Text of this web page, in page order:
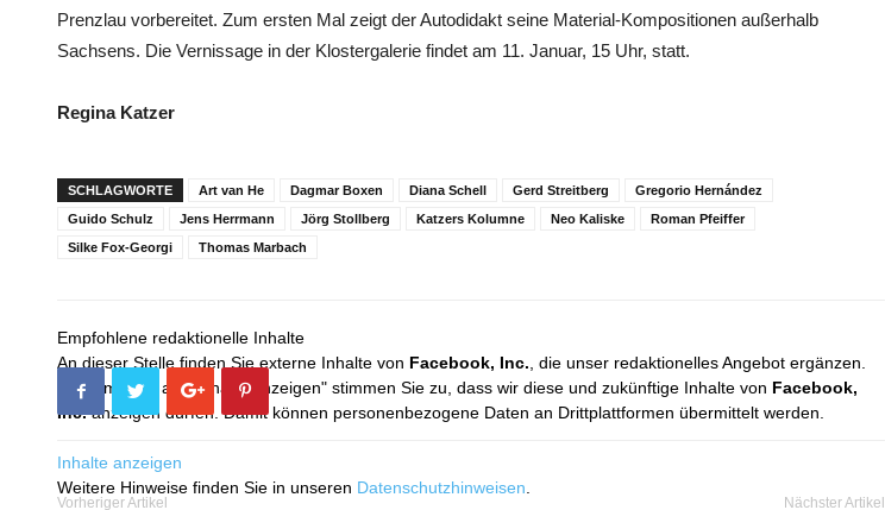
Prenzlau vorbereitet. Zum ersten Mal zeigt der Autodidakt seine Material-Kompositionen außerhalb
Sachsens. Die Vernissage in der Klostergalerie findet am 11. Januar, 15 Uhr, statt.
Regina Katzer
SCHLAGWORTE Art van He Dagmar Boxen Diana Schell Gerd Streitberg
Gregorio Hernández
Guido Schulz
Jens Herrmann Jörg Stollberg Katzers Kolumne Neo Kaliske
Roman Pfeiffer
Silke Fox-Georgi
Thomas Marbach
Empfohlene redaktionelle Inhalte
An dieser Stelle finden Sie externe Inhalte von Facebook, Inc. , die unser redaktionelles Angebot ergänzen.
Mit dem Klick auf "Inhalte anzeigen" stimmen Sie zu, dass wir diese und zukünftige Inhalte von Facebook,
Inc.anzeigen dürfen. Damit können personenbezogene Daten an Drittplattformen übermittelt werden.
Inhalte anzeigen
Weitere Hinweise finden Sie in unseren Datenschutzhinweisen
Vorheriger Artikel Nächster Artikel